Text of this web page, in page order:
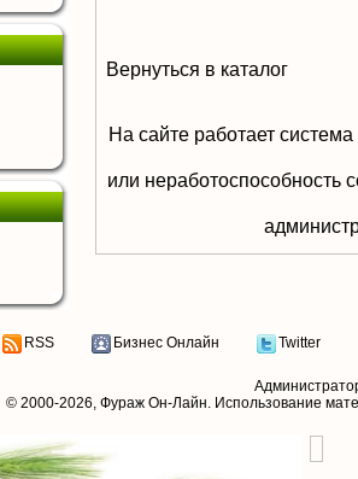
Вернуться в каталог
На сайте работает
или неработоспособность
RSS Бизнес Онлайн Twitter
© 2000-2026, Фураж Он-Лайн. Использование